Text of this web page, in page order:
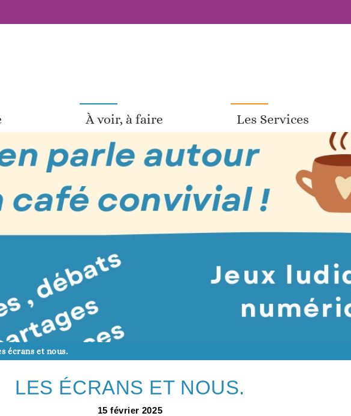
adhérent
À voir, à faire
Agenda du territoire
Les Services
Vie associative
écrans et nous.
LES ÉCRANS ET NOUS.
15 février 2025